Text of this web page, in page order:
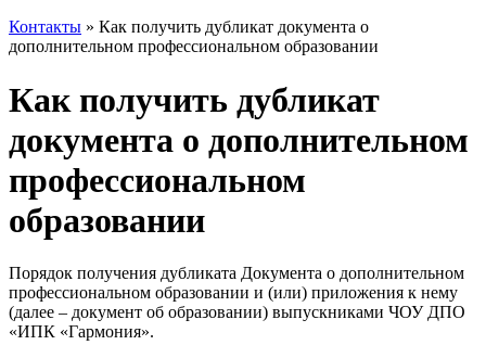
Контакты » Как получить дубликат документа о
дополнительном профессиональном образовании
Как получить дубликат
документа о дополнительном
профессиональном
образовании
Порядок получения дубликата Документа о дополнительном
профессиональном образовании и (или) приложения к нему
(далее – документ об образовании) выпускниками ЧОУ ДПО
«ИПК «Гармония».